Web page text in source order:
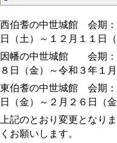
西伯耆の中世城館 会期：
日（土）～１２月１１日（
因幡の中世城館 会期：
８日（金）～令和３年１
東伯耆の中世城館 会期：
日（金）～２月２６日（金
上記のとおり変更となり
くお願いします。